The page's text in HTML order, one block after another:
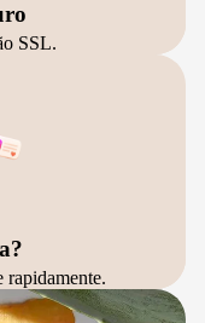
SSL.
rapidamente.